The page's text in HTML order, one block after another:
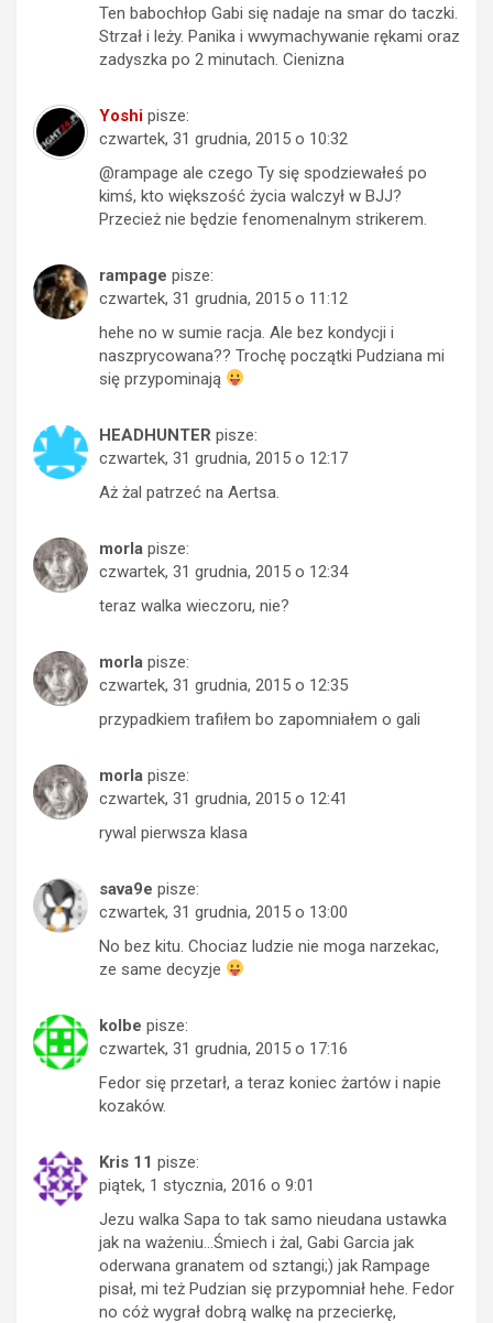
Ten babochłop Gabi się nadaje na smar do taczki.
Strzał i leży. Panika i wwymachywanie rękami oraz
zadyszka po 2 minutach. Cienizna
Yoshi pisze:
czwartek, 31 grudnia, 2015 o 10:32
@rampage ale czego Ty się spodziewałeś po
kimś, kto większość życia walczył w BJJ?
Przecież nie będzie fenomenalnym strikerem.
rampage pisze:
czwartek, 31 grudnia, 2015 o 11:12
hehe no w sumie racja. Ale bez kondycji i
naszprycowana?? Trochę początki Pudziana mi
się przypominają
HEADHUNTER pisze:
czwartek, 31 grudnia, 2015 o 12:17
Aż żal patrzeć na Aertsa.
morla pisze:
czwartek, 31 grudnia, 2015 o 12:34
teraz walka wieczoru, nie?
morla pisze:
czwartek, 31 grudnia, 2015 o 12:35
przypadkiem trafiłem bo zapomniałem o gali
morla pisze:
czwartek, 31 grudnia, 2015 o 12:41
rywal pierwsza klasa
sava9e pisze:
czwartek, 31 grudnia, 2015 o 13:00
No bez kitu. Chociaz ludzie nie moga narzekac,
ze same decyzje
kolbe pisze:
czwartek, 31 grudnia, 2015 o 17:16
Fedor się przetarł, a teraz koniec żartów i napie
kozaków.
Kris 11 pisze:
piątek, 1 stycznia, 2016 o 9:01
Jezu walka Sapa to tak samo nieudana ustawka
jak na ważeniu…Śmiech i żal, Gabi Garcia jak
oderwana granatem od sztangi;) jak Rampage
pisał, mi też Pudzian się przypomniał hehe. Fedor
no cóż wygrał dobrą walkę na przecierkę,